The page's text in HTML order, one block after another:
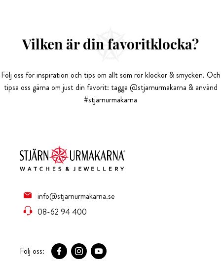
Vilken är din favoritklocka?
Följ oss för inspiration och tips om allt som rör klockor & smycken. Och
tipsa oss gärna om just din favorit: tagga @stjarnurmakarna & använd
#stjarnurmakarna
info@stjarnurmakarna.se
08-62 94 400
Följ oss: